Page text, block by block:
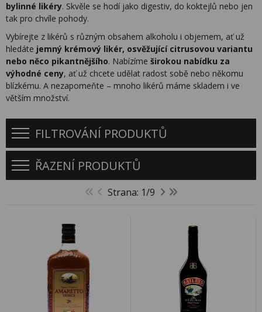
bylinné likéry. Skvěle se hodí jako digestiv, do koktejlů nebo jen
tak pro chvíle pohody.
Vybírejte z likérů s různým obsahem alkoholu i objemem, ať už
hledáte jemný krémový likér, osvěžující citrusovou variantu
nebo něco pikantnějšího. Nabízíme širokou nabídku za
výhodné ceny, ať už chcete udělat radost sobě nebo někomu
blízkému. A nezapomeňte – mnoho likérů máme skladem i ve
větším množství.
FILTROVÁNÍ PRODUKTŮ
ŘAZENÍ PRODUKTŮ
Strana: 1/9